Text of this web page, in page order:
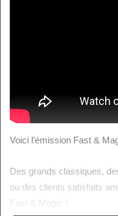
Voici l’émission Fast &
Des grands classiques,
ou des clients satisfaits
Fast & Magic !